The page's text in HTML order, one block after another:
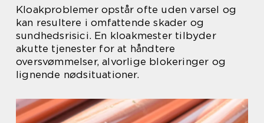
Kloakproblemer opstår ofte uden varsel og
kan resultere i omfattende skader og
sundhedsrisici. En kloakmester tilbyder
akutte tjenester for at håndtere
oversvømmelser, alvorlige blokeringer og
lignende nødsituationer.